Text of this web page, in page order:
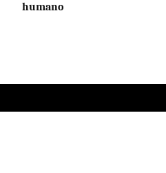
humano